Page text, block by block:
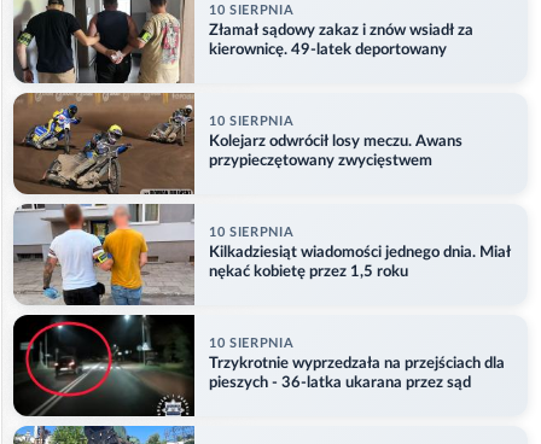
10 SIERPNIA
Złamał sądowy zakaz i znów wsiadł za
kierownicę. 49-latek deportowany
10 SIERPNIA
Kolejarz odwrócił losy meczu. Awans
przypieczętowany zwycięstwem
10 SIERPNIA
Kilkadziesiąt wiadomości jednego dnia. Miał
nękać kobietę przez 1,5 roku
10 SIERPNIA
Trzykrotnie wyprzedzała na przejściach dla
pieszych - 36-latka ukarana przez sąd